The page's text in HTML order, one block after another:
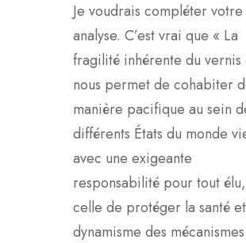
Je voudrais compléter votre
analyse. C’est vrai que « La
fragilité inhérente du vernis
nous permet de cohabiter
manière pacifique au sein
différents États du monde
avec une exigeante
responsabilité pour tout
celle de protéger la santé
dynamisme des